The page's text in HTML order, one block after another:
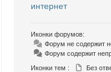
интернет
Иконки форумов:
Форум не содержит
Форум содержит
Иконки тем :
Без